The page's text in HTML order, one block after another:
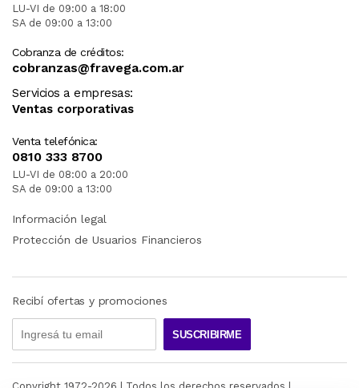
LU-VI de 09:00 a 18:00
SA de 09:00 a 13:00
Cobranza de créditos:
cobranzas@fravega.com.ar
Servicios a empresas:
Ventas corporativas
Venta telefónica:
0810 333 8700
LU-VI de 08:00 a 20:00
SA de 09:00 a 13:00
Información legal
Protección de Usuarios Financieros
Recibí ofertas y promociones
SUSCRIBIRME